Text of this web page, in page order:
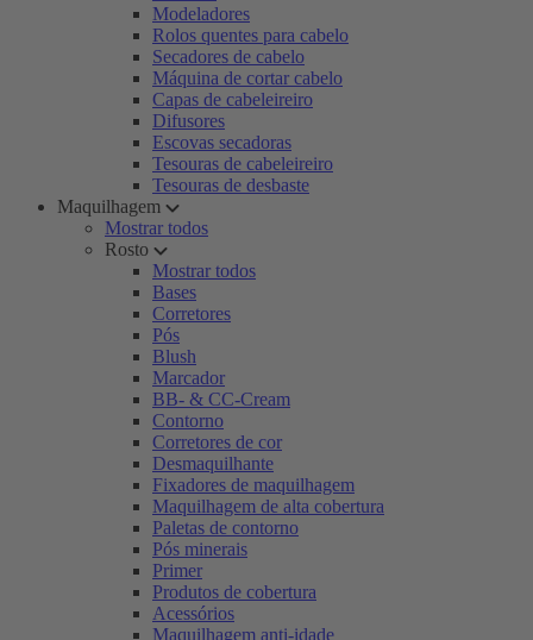
Modeladores
Rolos quentes para cabelo
Secadores de cabelo
Máquina de cortar cabelo
Capas de cabeleireiro
Difusores
Escovas secadoras
Tesouras de cabeleireiro
Tesouras de desbaste
Maquilhagem
Mostrar todos
Rosto
Mostrar todos
Bases
Corretores
Pós
Blush
Marcador
BB- & CC-Cream
Contorno
Corretores de cor
Desmaquilhante
Fixadores de maquilhagem
Maquilhagem de alta cobertura
Paletas de contorno
Pós minerais
Primer
Produtos de cobertura
Acessórios
Maquilhagem anti-idade